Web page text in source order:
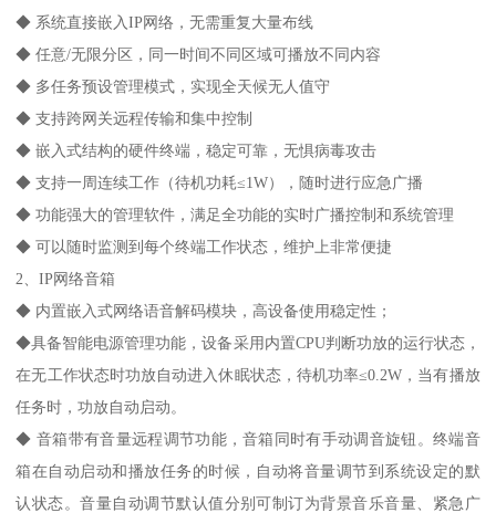
◆ 系统直接嵌入IP网络，无需重复大量布线
◆ 任意/无限分区，同一时间不同区域可播放不同内容
◆ 多任务预设管理模式，实现全天候无人值守
◆ 支持跨网关远程传输和集中控制
◆ 嵌入式结构的硬件终端，稳定可靠，无惧病毒攻击
◆ 支持一周连续工作（待机功耗≤1W），随时进行应急广播
◆ 功能强大的管理软件，满足全功能的实时广播控制和系统管理
◆ 可以随时监测到每个终端工作状态，维护上非常便捷
2、IP网络音箱
◆ 内置嵌入式网络语音解码模块，高设备使用稳定性；
◆具备智能电源管理功能，设备采用内置CPU判断功放的运行状态，
在无工作状态时功放自动进入休眠状态，待机功率≤0.2W，当有播放
任务时，功放自动启动。
◆ 音箱带有音量远程调节功能，音箱同时有手动调音旋钮。终端音
箱在自动启动和播放任务的时候，自动将音量调节到系统设定的默
认状态。音量自动调节默认值分别可制订为背景音乐音量、紧急广